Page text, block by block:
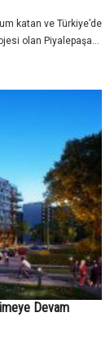
katan ve Türkiye’de
olan Piyalepaşa...
Devam